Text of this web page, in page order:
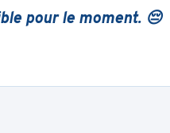
pour le moment. 😔